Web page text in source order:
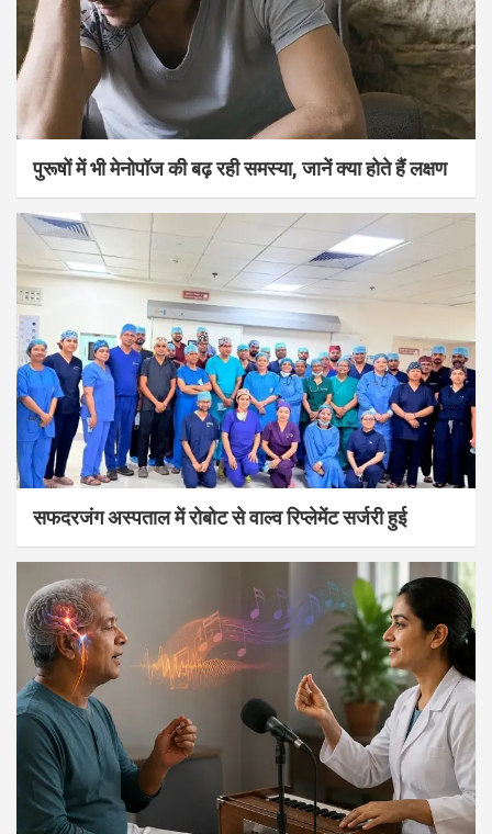
पुरूषों में भी मेनोपॉज की बढ़ रही समस्या, जानें क्या होते हैं लक्षण
सफदरजंग अस्पताल में रोबोट से वाल्व रिप्लेमेंट सर्जरी हुई